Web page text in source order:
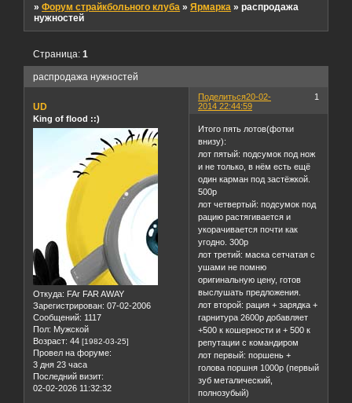
»Форум страйкбольного клуба »Ярмарка »распродажа
нужностей
распродажа нужностей
Страница:1
Поделиться 1
20-02-
2014 22:44:59
UD
King of flood ::)
Откуда: FAr FAR AWAY
Зарегистрирован: 07-02-2006
Сообщений: 1117
Пол: Мужской
Возраст: 44 [1982-03-25]
Провел на форуме:
3 дня 23 часа
Последний визит:
02-02-2026 11:32:32
Итого пять лотов(фотки
внизу):
лот пятый: подсумок под нож
и не только, в нём есть ещё
один карман под застёжкой.
500р
лот четвертый: подсумок под
рацию растягивается и
укорачивается почти как
угодно. 300р
лот третий: маска сетчатая с
ушами не помню
оригинальную цену, готов
выслушать предложения.
лот второй: рация + зарядка +
гарнитура 2600р добавляет
+500 к кошерности и + 500 к
репутации с командиром
лот первый: поршень +
голова поршня 1000р (первый
зуб металический,
полнозубый)